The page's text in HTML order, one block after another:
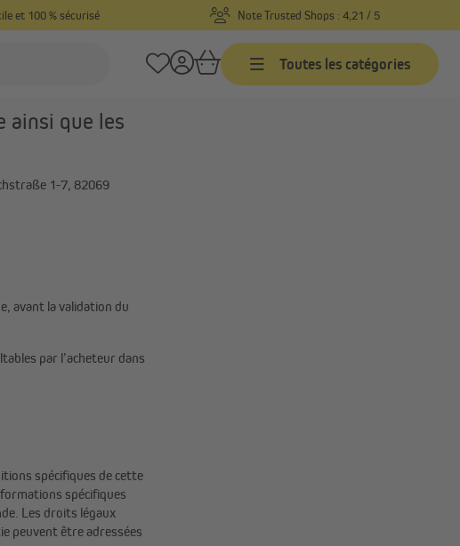
et 100 % sécurisé Note Trusted Shops : 4,21 / 5
Toutes les catégories
ainsi que les
1-7, 82069
avant la validation du
par l’acheteur dans
spécifiques de cette
spécifiques
Les droits légaux
peuvent être adressées